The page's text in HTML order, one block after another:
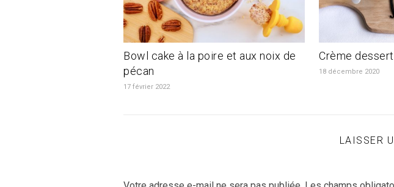
Bowl cake à la poire et aux noix de
pécan
17 février 2022
Crème
18 décembre 2020
LAISSER